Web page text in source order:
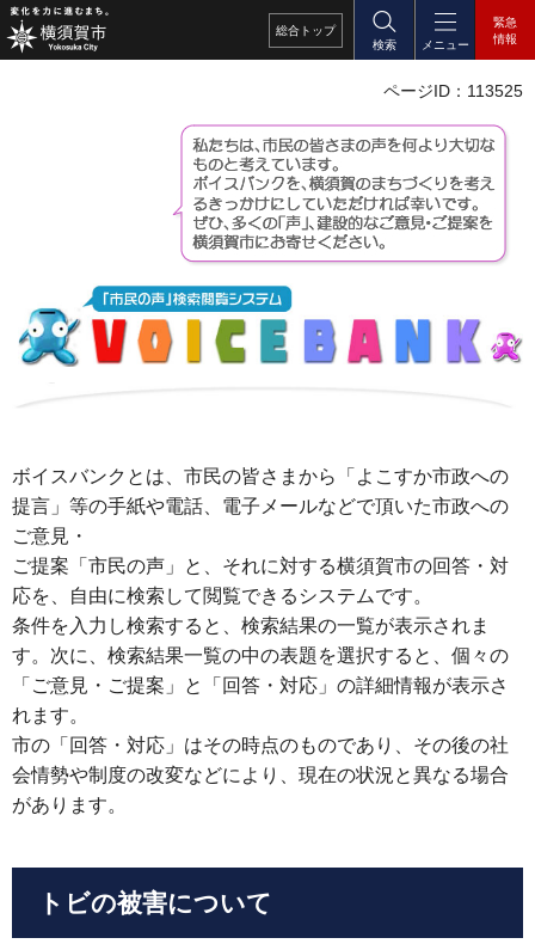
総合 トップ
検索
メニュー
緊急
情報
ページID：113525
ボイスバンクとは、市民の皆さまから「よこすか市政への
提言」等の手紙や電話、電子メールなどで頂いた市政への
ご意見・
ご提案「市民の声」と、それに対する横須賀市の回答・対
応を、自由に検索して閲覧できるシステムです。
条件を入力し検索すると、検索結果の一覧が表示されま
す。次に、検索結果一覧の中の表題を選択すると、個々の
「ご意見・ご提案」と「回答・対応」の詳細情報が表示さ
れます。
市の「回答・対応」はその時点のものであり、その後の社
会情勢や制度の改変などにより、現在の状況と異なる場合
があります。
トビの被害について